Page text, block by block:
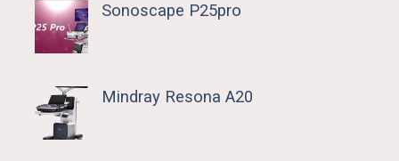
Sonoscape P25pro
Mindray Resona A20